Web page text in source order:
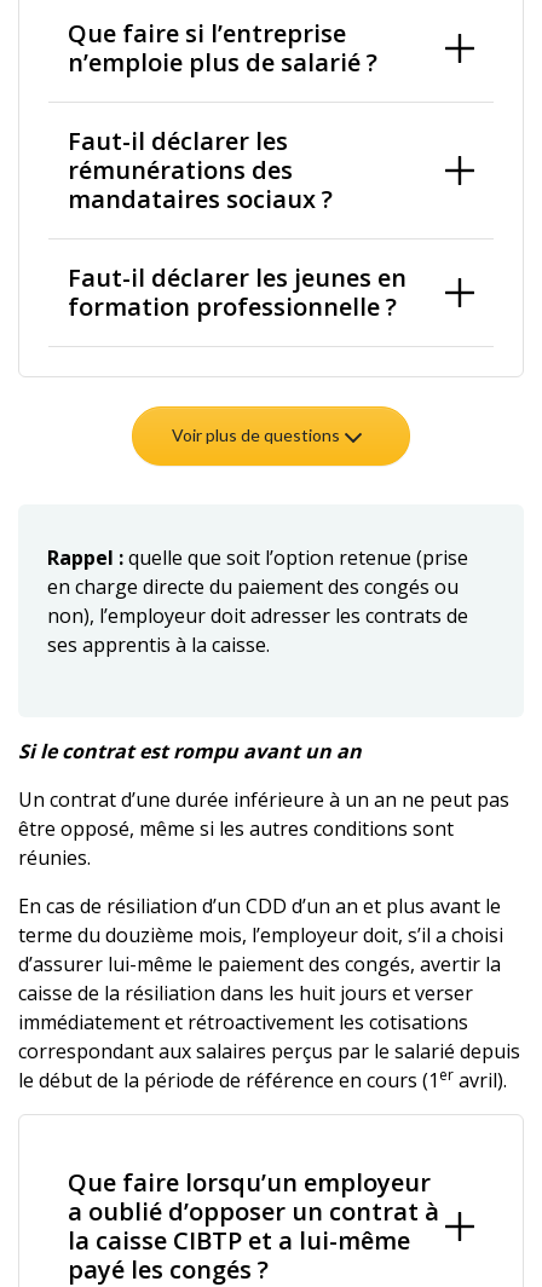
Que faire si l’entreprise
n’emploie plus de salarié ?
Faut-il déclarer les
rémunérations des
mandataires sociaux ?
Faut-il déclarer les jeunes en
formation professionnelle ?
Voir plus de questions
Rappel :quelle que soit l’option retenue (prise
en charge directe du paiement des congés ou
non), l’employeur doit adresser les contrats de
ses apprentis à la caisse.
Si le contrat est rompu avant un an
Un contrat d’une durée inférieure à un an ne peut pas
être opposé, même si les autres conditions sont
réunies.
En cas de résiliation d’un CDD d’un an et plus avant le
terme du douzième mois, l’employeur doit, s’il a choisi
d’assurer lui-même le paiement des congés, avertir la
caisse de la résiliation dans les huit jours et verser
immédiatement et rétroactivement les cotisations
correspondant aux salaires perçus par le salarié depuis
le début de la période de référence en cours (1 er avril).
Que faire lorsqu’un employeur
a oublié d’opposer un contrat à
la caisse CIBTP et a lui-même
payé les congés ?